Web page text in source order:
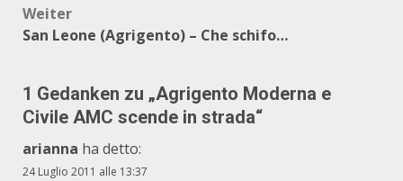
Weiter
San Leone (Agrigento) – Che schifo…
1 Gedanken zu „Agrigento Moderna e
Civile AMC scende in strada“
arianna ha detto:
24 Luglio 2011 alle 13:37